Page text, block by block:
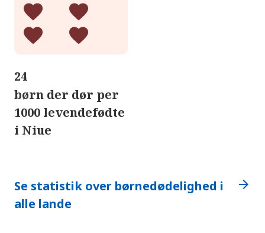
24
børn der dør per
1000 levendefødte
i Niue
Se statistik over børnedødelighed i
alle lande
arrow_forward